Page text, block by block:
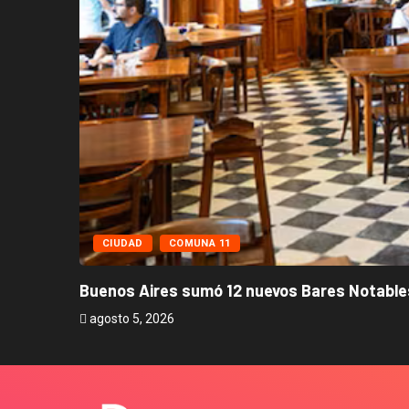
CIUDAD COMUNA 11
Buenos Aires sumó 12 nuevos Bares
agosto 5, 2026